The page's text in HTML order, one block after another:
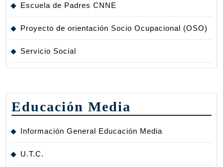
Escuela de Padres CNNE
Proyecto de orientación Socio Ocupacional (OSO)
Servicio Social
Educación Media
Información General Educación Media
U.T.C.